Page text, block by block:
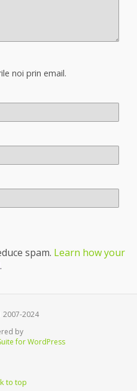
noi prin email.
spam. Learn how your
.
2007-2024
by
for WordPress
to top